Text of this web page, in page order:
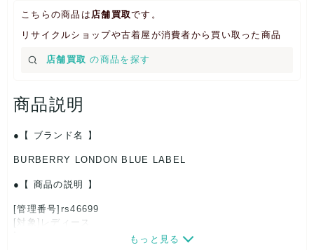
こちらの商品は 店舗買取です。
リサイクルショップや古着屋が消費者から買い取った商品
店舗買取 の商品を探す
商品説明
【 ブランド名 】
BURBERRY LONDON BLUE LABEL
【 商品の説明 】
[管理番号]rs46699
[対象]レディース
もっと見る